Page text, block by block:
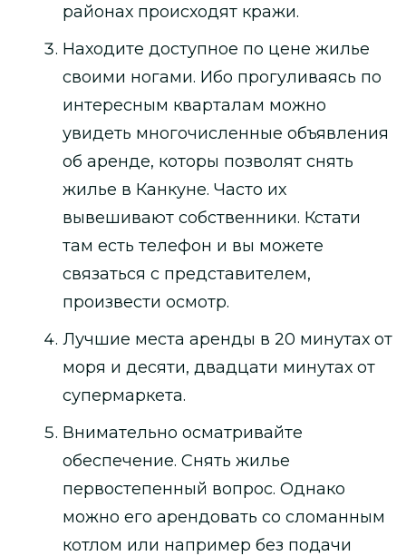
районах происходят кражи.
Находите доступное по цене жилье
своими ногами. Ибо прогуливаясь по
интересным кварталам можно
увидеть многочисленные объявления
об аренде, которы позволят снять
жилье в Канкуне. Часто их
вывешивают собственники. Кстати
там есть телефон и вы можете
связаться с представителем,
произвести осмотр.
Лучшие места аренды в 20 минутах от
моря и десяти, двадцати минутах от
супермаркета.
Внимательно осматривайте
обеспечение. Снять жилье
первостепенный вопрос. Однако
можно его арендовать со сломанным
котлом или например без подачи